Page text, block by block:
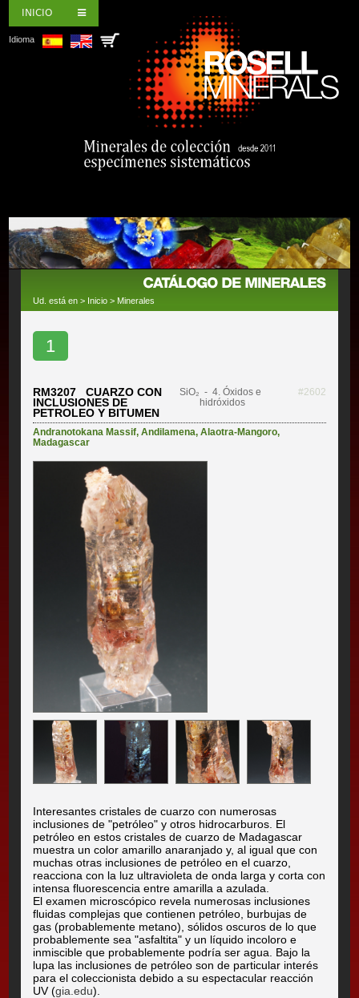
INICIO
Idioma
Ud. está en > Inicio > Minerales
1
RM3207 CUARZO CON
INCLUSIONES DE
PETROLEO Y BITUMEN
SiO₂ - 4. Óxidos e
hidróxidos
#2602
Andranotokana Massif,Andilamena,Alaotra-Mangoro,
Madagascar
Interesantes cristales de cuarzo con numerosas
inclusiones de "petróleo" y otros hidrocarburos. El
petróleo en estos cristales de cuarzo de Madagascar
muestra un color amarillo anaranjado y, al igual que con
muchas otras inclusiones de petróleo en el cuarzo,
reacciona con la luz ultravioleta de onda larga y corta con
intensa fluorescencia entre amarilla a azulada.
El examen microscópico revela numerosas inclusiones
fluidas complejas que contienen petróleo, burbujas de
gas (probablemente metano), sólidos oscuros de lo que
probablemente sea "asfaltita" y un líquido incoloro e
inmiscible que probablemente podría ser agua. Bajo la
lupa las inclusiones de petróleo son de particular interés
para el coleccionista debido a su espectacular reacción
UV (gia.edu).